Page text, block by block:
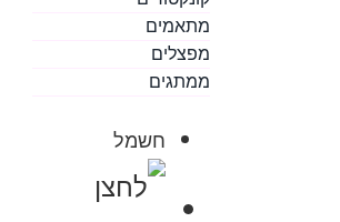
מתאמים
מפצלים
ממתגים
חשמל